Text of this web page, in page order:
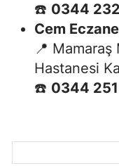
☎️ 0344
Cem
📍 Mamaraş
Hastanesi
☎️ 0344